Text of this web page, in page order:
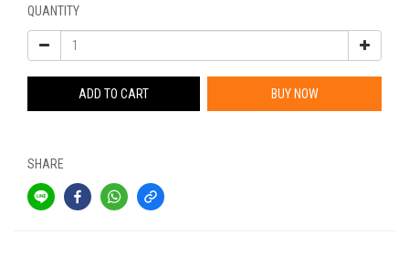
QUANTITY
ADD TO CART BUY NOW
SHARE